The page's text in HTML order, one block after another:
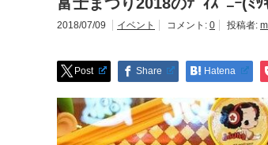
2018/07/09 イベント コメント: 0 投稿者:
Post Share Hatena